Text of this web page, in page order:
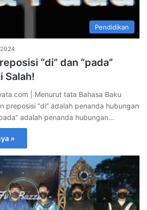
Pendidikan
“di” dan “pada”
Salah!
| Menurut tata Bahasa Baku
preposisi “di” adalah penanda hubungan
adalah penanda hubungan…
»